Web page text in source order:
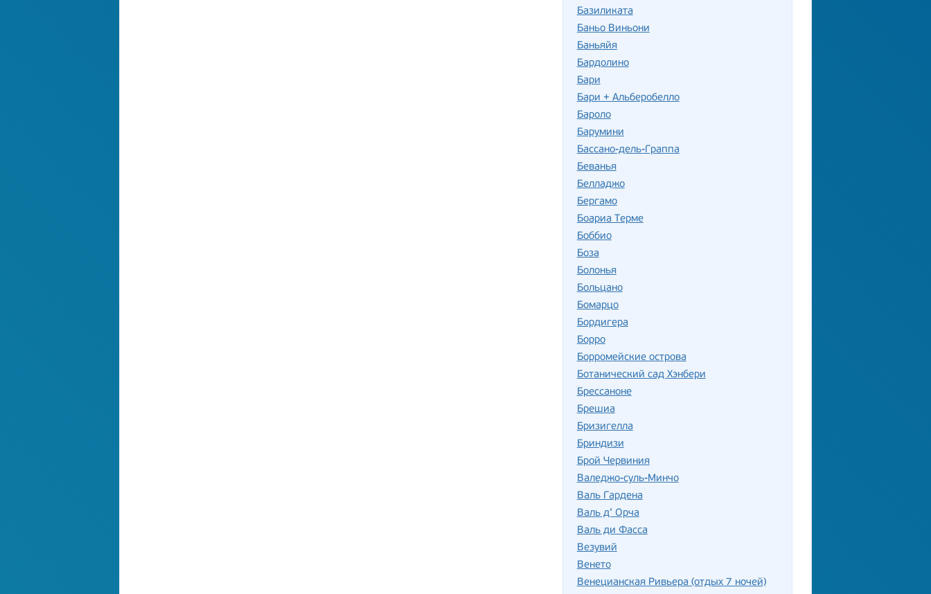
Базиликата
Баньо Виньони
Баньяйя
Бардолино
Бари
Бари + Альберобелло
Бароло
Барумини
Бассано-дель-Граппа
Беванья
Белладжо
Бергамо
Боариа Терме
Боббио
Боза
Болонья
Больцано
Бомарцо
Бордигера
Борро
Борромейские острова
Ботанический сад Хэнбери
Брессаноне
Брешиа
Бризигелла
Бриндизи
Брой Червиния
Валеджо-суль-Минчо
Валь Гардена
Валь д’ Орча
Валь ди Фасса
Везувий
Венето
Венецианская Ривьера (отдых 7 ночей)